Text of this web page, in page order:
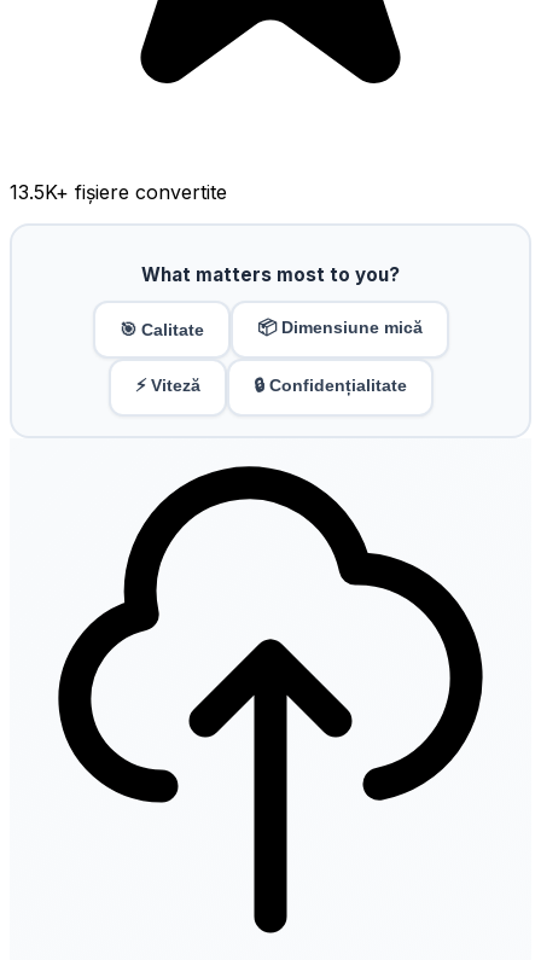
13.5K+ fișiere convertite
What matters most to you?
🎯 Calitate 📦 Dimensiune mică
⚡ Viteză 🔒 Confidențialitate